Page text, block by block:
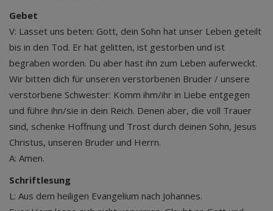
Gebet
V: Lasset uns beten: Gott, dein Sohn hat unser Leben geteilt
bis in den Tod. Er hat gelitten, ist gestorben und ist
begraben worden. Du aber hast ihn zum Leben auferweckt.
Wir bitten dich für unseren verstorbenen Bruder / unsere
verstorbene Schwester: Komm ihm/ihr in Liebe entgegen
und führe ihn/sie in dein Reich. Denen aber, die voll Trauer
sind, schenke Hoffnung und Trost durch deinen Sohn, Jesus
Christus, unseren Bruder und Herrn.
A: Amen.
Schriftlesung
L: Aus dem heiligen Evangelium nach Johannes.